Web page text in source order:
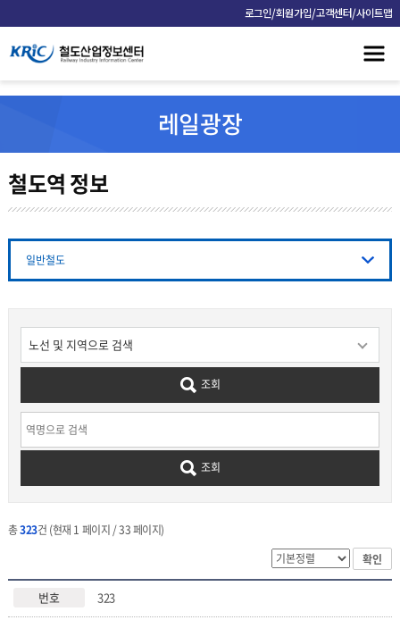
로그인/회원가입/고객센터/사이트맵
레일광장
철도역 정보
일반철도
조회
조회
총323건 (현재 1 페이지 / 33 페이지)
확인
323